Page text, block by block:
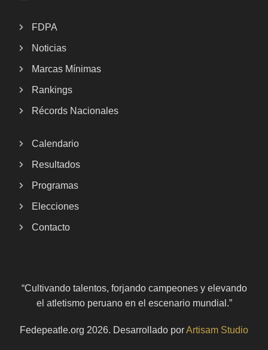
FDPA
Noticias
Marcas Mínimas
Rankings
Récords Nacionales
Calendario
Resultados
Programas
Elecciones
Contacto
“Cultivando talentos, forjando campeones y elevando
el atletismo peruano en el escenario mundial.”
Fedepeatle.org 2026. Desarrollado porArtisam Studio